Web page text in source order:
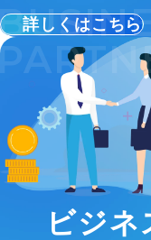
詳しくはこちら
ビジネ